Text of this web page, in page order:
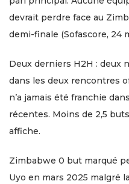
devrait perdre face au
demi-finale (Sofascore, 24
Deux derniers H2H : deux
dans les deux rencontres
n’a jamais été franchie
récentes. Moins de 2,5
affiche.
Zimbabwe 0 but marqué
Uyo en mars 2025 malgré